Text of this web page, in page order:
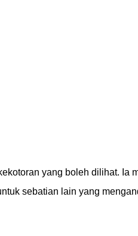
yang boleh dilihat. Ia
sebatian lain yang